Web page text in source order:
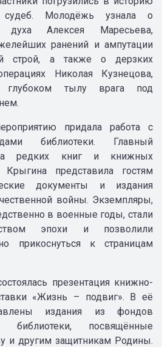
судеб. Молодёжь узнала о
духа Алексея Маресьева,
ранений и ампутации
строй, а также о дерзких
Николая Кузнецова,
глубоком тылу врага под
придала работа с
библиотеки. Главный
редких книг и книжных
представила гостям
документы и издания
войны. Экземпляры,
в военные годы, стали
эпохи и позволили
прикоснуться к страницам
презентация книжно-
«Жизнь – подвиг». В её
издания из фондов
библиотеки, посвящённые
и другим защитникам Родины.